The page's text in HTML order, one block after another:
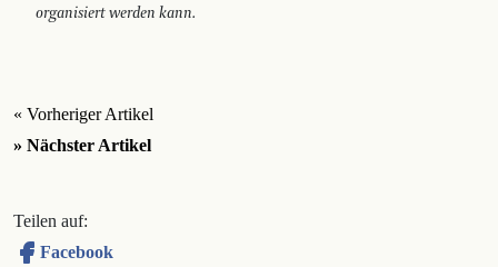
organisiert werden kann.
« Vorheriger Artikel
» Nächster Artikel
Teilen auf:
Facebook